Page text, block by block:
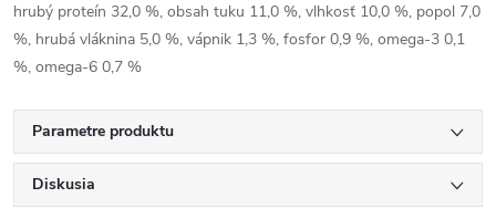
hrubý proteín 32,0 %, obsah tuku 11,0 %, vlhkosť 10,0 %, popol 7,0
%, hrubá vláknina 5,0 %, vápnik 1,3 %, fosfor 0,9 %, omega-3 0,1
%, omega-6 0,7 %
Parametre produktu
Diskusia